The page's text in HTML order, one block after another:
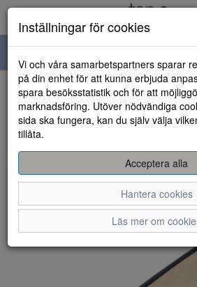
navigation
HEM
Inställningar för cookies
Vi och våra samarbetspartners sparar
på din enhet för att kunna erbjuda
spara besöksstatistik och för att
marknadsföring. Utöver nödvändiga
sida ska fungera, kan du själv välja
tillåta.
Acceptera alla
Hantera cookies
Läs mer om